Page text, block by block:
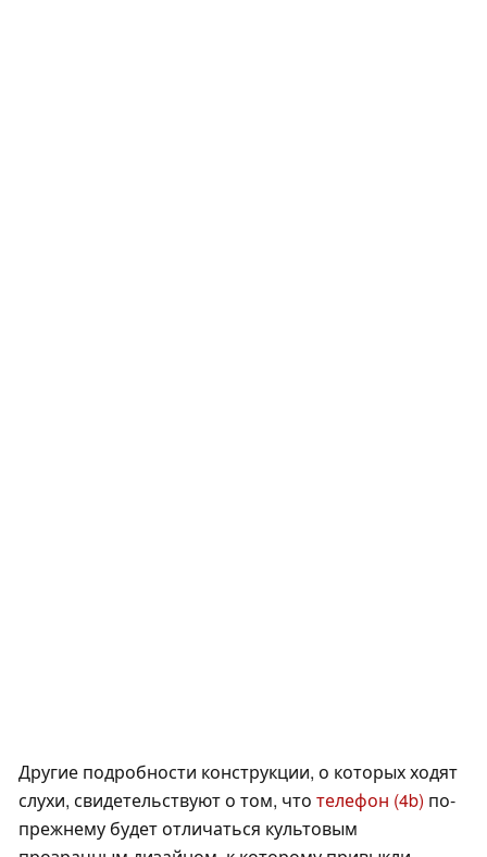
Другие подробности конструкции, о которых ходят
слухи, свидетельствуют о том, что телефон (4b) по-
прежнему будет отличаться культовым